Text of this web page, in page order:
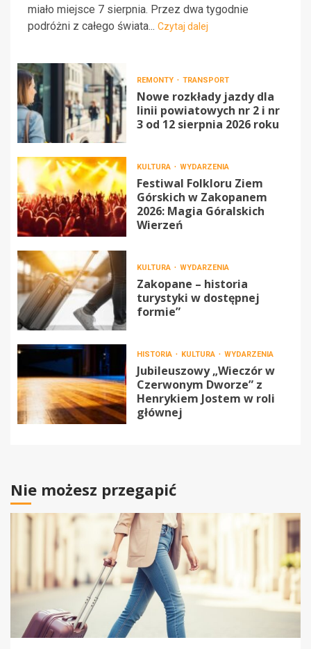
miało miejsce 7 sierpnia. Przez dwa tygodnie
podróżni z całego świata... Czytaj dalej
REMONTY TRANSPORT
Nowe rozkłady jazdy dla
linii powiatowych nr 2 i nr
3 od 12 sierpnia 2026 roku
KULTURA WYDARZENIA
Festiwal Folkloru Ziem
Górskich w Zakopanem
2026: Magia Góralskich
Wierzeń
KULTURA WYDARZENIA
Zakopane – historia
turystyki w dostępnej
formie”
HISTORIA KULTURA WYDARZENIA
Jubileuszowy „Wieczór w
Czerwonym Dworze” z
Henrykiem Jostem w roli
głównej
Nie możesz przegapić